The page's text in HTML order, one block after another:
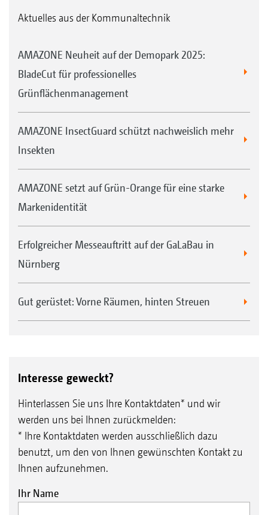
LED-Heckbeleuchtung des Beleuchtungssets
Aktuelles aus der Kommunaltechnik
AMAZONE Neuheit auf der Demopark 2025:
BladeCut für professionelles
Grünflächenmanagement
AMAZONE InsectGuard schützt nachweislich mehr
Insekten
AMAZONE setzt auf Grün-Orange für eine starke
Markenidentität
Erfolgreicher Messeauftritt auf der GaLaBau in
Nürnberg
Gut gerüstet: Vorne Räumen, hinten Streuen
Interesse geweckt?
Hinterlassen Sie uns Ihre Kontaktdaten* und wir
werden uns bei Ihnen zurückmelden:
* Ihre Kontaktdaten werden ausschließlich dazu
benutzt, um den von Ihnen gewünschten Kontakt zu
Ihnen aufzunehmen.
Ihr Name